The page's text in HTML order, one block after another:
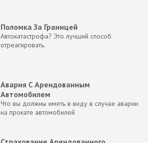
Поломка За Границей
Автокатастрофа? Это лучший способ
отреагировать.
Авария С Арендованным
Автомобилем
Что вы должны иметь в виду в случае аварии
на прокате автомобилей